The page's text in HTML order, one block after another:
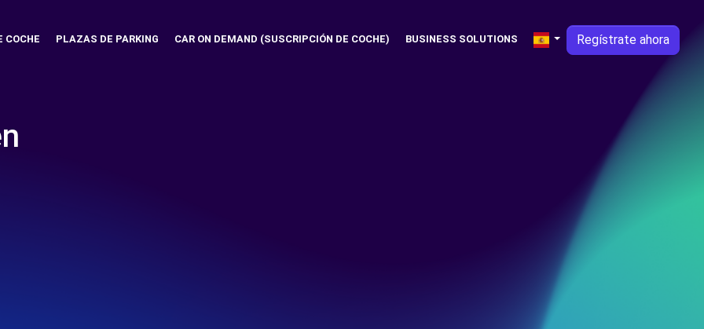
COCHE PLAZAS DE PARKING CAR ON DEMAND (SUSCRIPCIÓN DE COCHE) BUSINESS SOLUTIONS Regístrate ahora